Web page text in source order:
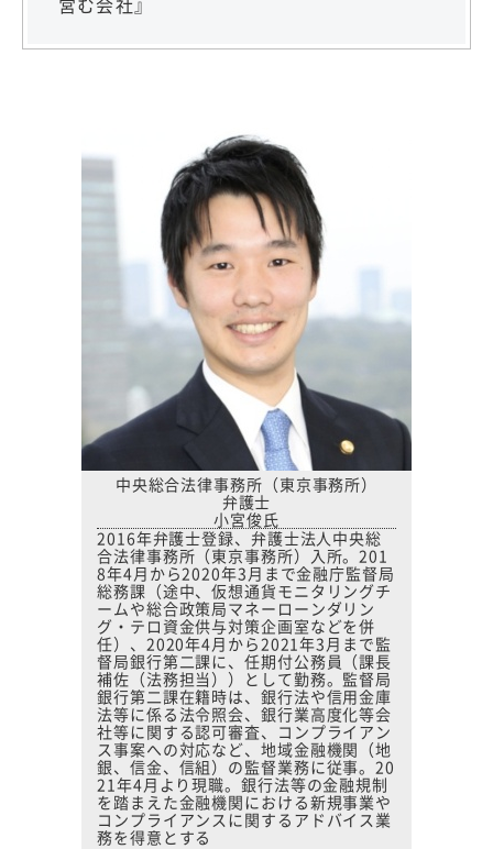
中央総合法律事務所（東京事務所）
弁護士
小宮俊氏
2016年弁護士登録、弁護士法人中央総
合法律事務所（東京事務所）入所。201
8年4月から2020年3月まで金融庁監督局
総務課（途中、仮想通貨モニタリングチ
ームや総合政策局マネーローンダリン
グ・テロ資金供与対策企画室などを併
任）、2020年4月から2021年3月まで監
督局銀行第二課に、任期付公務員（課長
補佐（法務担当））として勤務。監督局
銀行第二課在籍時は、銀行法や信用金庫
法等に係る法令照会、銀行業高度化等会
社等に関する認可審査、コンプライアン
ス事案への対応など、地域金融機関（地
銀、信金、信組）の監督業務に従事。20
21年4月より現職。銀行法等の金融規制
を踏まえた金融機関における新規事業や
コンプライアンスに関するアドバイス業
務を得意とする